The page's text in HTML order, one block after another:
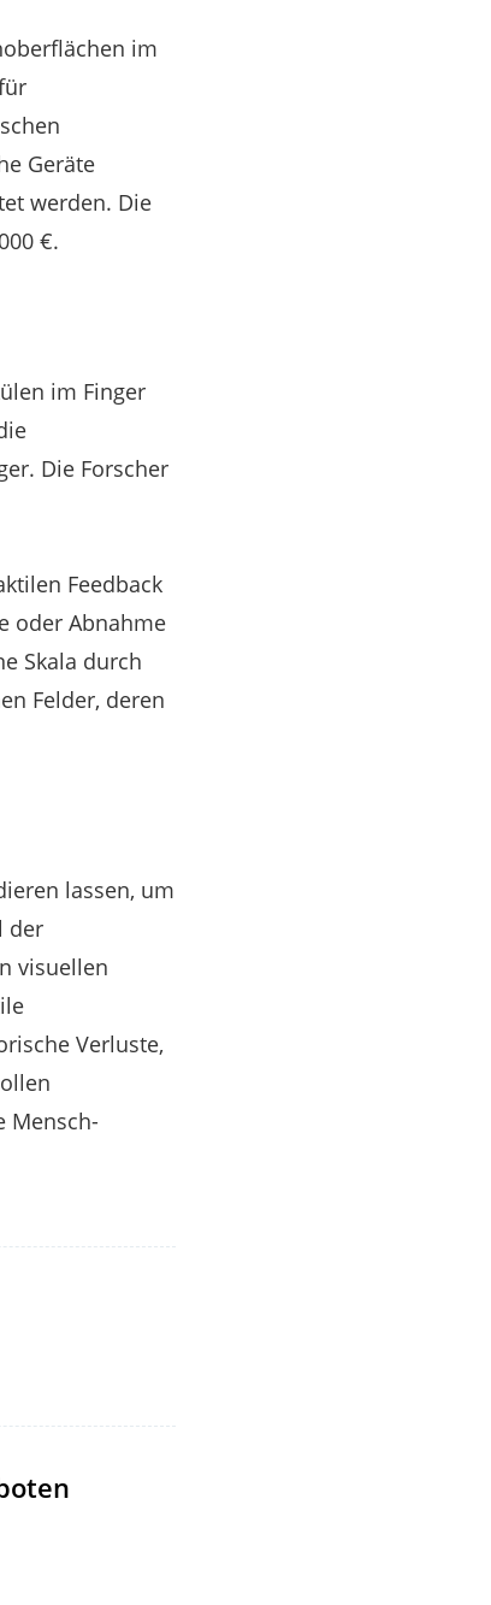
im
Geräte
werden. Die
€.
im Finger
Die Forscher
Feedback
oder Abnahme
Skala durch
Felder, deren
lassen, um
der
visuellen
Verluste,
Mensch-